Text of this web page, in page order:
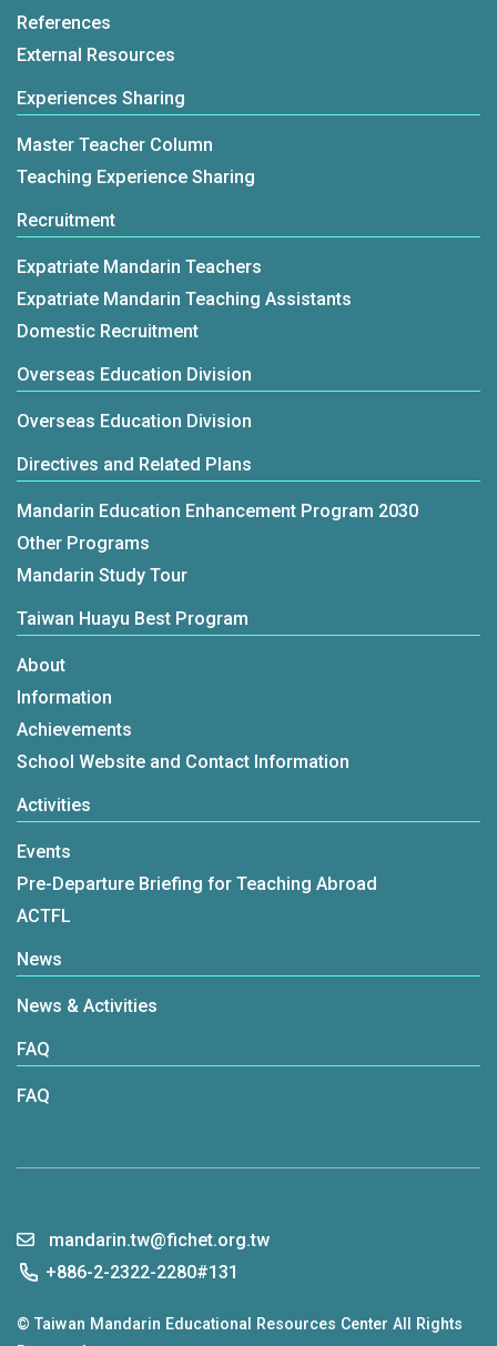
References
External Resources
Experiences Sharing
Master Teacher Column
Teaching Experience Sharing
Recruitment
Expatriate Mandarin Teachers
Expatriate Mandarin Teaching Assistants
Domestic Recruitment
Overseas Education Division
Overseas Education Division
Directives and Related Plans
Mandarin Education Enhancement Program 2030
Other Programs
Mandarin Study Tour
Taiwan Huayu Best Program
About
Information
Achievements
School Website and Contact Information
Activities
Events
Pre-Departure Briefing for Teaching Abroad
ACTFL
News
News & Activities
FAQ
FAQ
mandarin.tw@fichet.org.tw
+886-2-2322-2280#131
© Taiwan Mandarin Educational Resources Center All Rights